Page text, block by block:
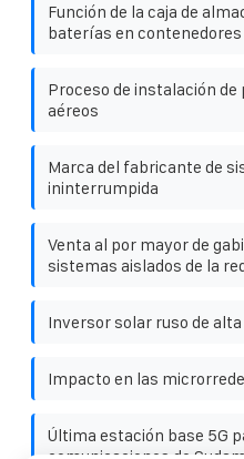
Función de la caja de
baterías en contenedores
Proceso de instalación
aéreos
Marca del fabricante de
ininterrumpida
Venta al por mayor de
sistemas aislados de la
Inversor solar ruso de alta
Impacto en las
Última estación base 5G